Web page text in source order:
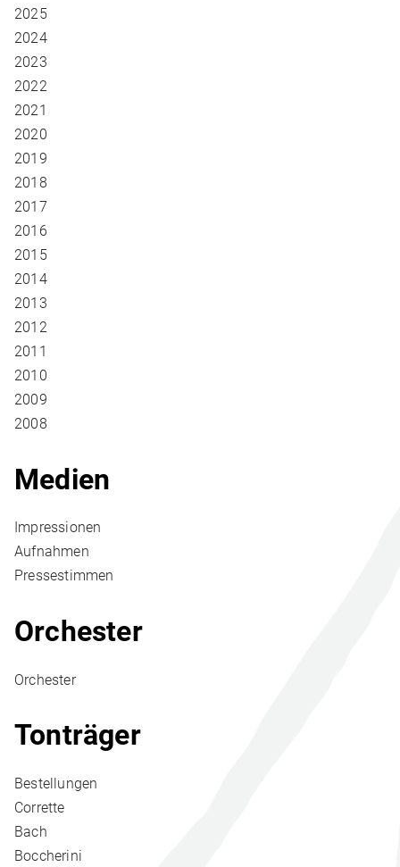
2025
2024
2023
2022
2021
2020
2019
2018
2017
2016
2015
2014
2013
2012
2011
2010
2009
2008
Medien
Impressionen
Aufnahmen
Pressestimmen
Orchester
Orchester
Tonträger
Bestellungen
Corrette
Bach
Boccherini